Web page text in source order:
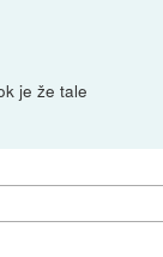
je že tale